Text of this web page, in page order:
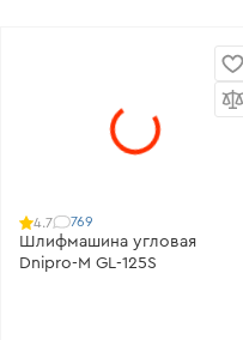
4.7 769
Шлифмашина угловая
Dnipro-M GL-125S